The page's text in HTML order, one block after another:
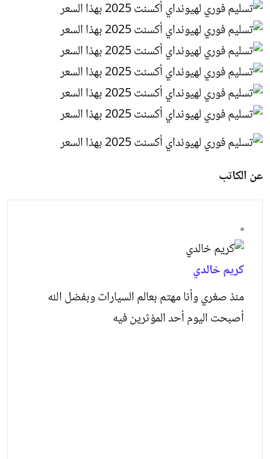
عن الكاتب
كريم خالدي
منذ صغري وأنا مهتم بعالم السيارات وبفضل الله
أصبحت اليوم أحد المؤثرين فيه